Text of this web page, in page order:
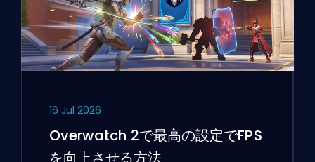
16 Jul 2026
Overwatch 2で最高の設定でFPS
を向上させる方法